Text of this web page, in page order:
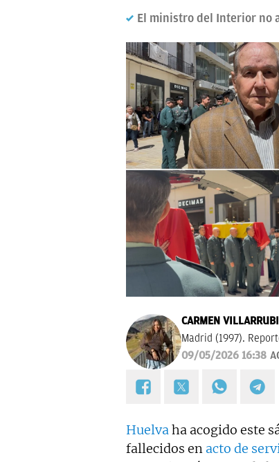
El ministro del Interior no
CARMEN
Madrid (1997).
09/05/2026 16:38
Huelva ha acogido este
fallecidos en acto de